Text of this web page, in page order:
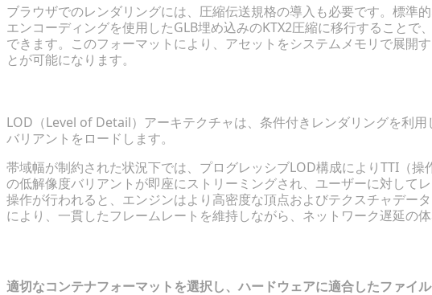
ブラウザでのレンダリングには、圧縮伝送規格の導入も必要です。標準
エンコーディングを使用したGLB埋め込みのKTX2圧縮に移行すること
できます。このフォーマットにより、アセットをシステムメモリで展開
とが可能になります。
LOD（Level of Detail）アーキテクチャは、条件付きレンダリングを利
バリアントをロードします。
帯域幅が制約された状況下では、プログレッシブLOD構成によりTTI（
の低解像度バリアントが即座にストリーミングされ、ユーザーに対して
操作が行われると、エンジンはより高密度な頂点およびテクスチャデー
により、一貫したフレームレートを維持しながら、ネットワーク遅延の体
適切なコンテナフォーマットを選択し、ハードウェアに適合したファイ